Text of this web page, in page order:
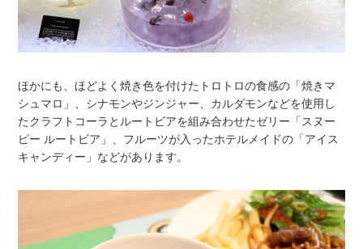
ほかにも、ほどよく焼き色を付けたトロトロの食感の「焼きマ
シュマロ」、シナモンやジンジャー、カルダモンなどを使用し
たクラフトコーラとルートビアを組み合わせたゼリー「スヌー
ピー ルートビア」、フルーツが入ったホテルメイドの「アイス
キャンディー」などがあります。